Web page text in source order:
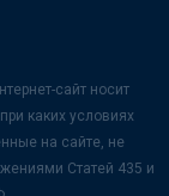
сайт носит
каких условиях
на сайте, не
Статей 435 и